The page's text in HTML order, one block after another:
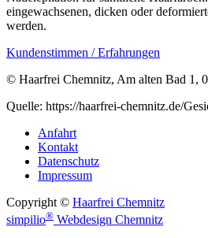
eingewachsenen, dicken oder
werden.
Kundenstimmen / Erfahrungen
© Haarfrei Chemnitz, Am alten Bad 1,
Quelle: https://haarfrei-chemnitz.de/
Anfahrt
Kontakt
Datenschutz
Impressum
Copyright © Haarfrei Chemnitz
simpilio® Webdesign Chemnitz